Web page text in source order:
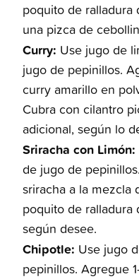
poquito de ralladura
una pizca de
Curry: Use jugo de
jugo de pepinillos.
curry amarillo en
Cubra con cilantro
adicional, según lo
Sriracha con Limón:
de jugo de
sriracha a la mezcla
poquito de ralladura
según desee.
Chipotle: Use jugo
pepinillos. Agregue